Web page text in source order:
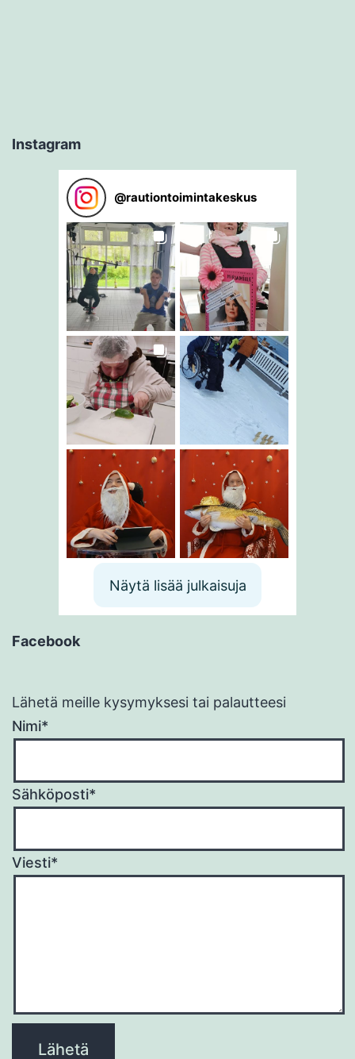
Instagram
@rautiontoimintakeskus
Näytä lisää julkaisuja
Facebook
Lähetä meille kysymyksesi tai palautteesi
Nimi*
Sähköposti*
Viesti*